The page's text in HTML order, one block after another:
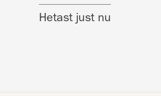
Hetast just nu